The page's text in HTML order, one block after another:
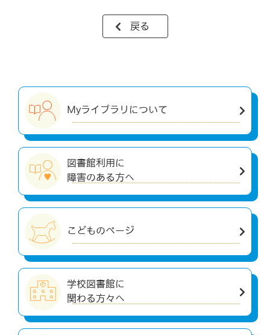
戻る
Myライブラリについて
図書館利用に
障害のある方へ
こどものページ
学校図書館に
関わる方々へ